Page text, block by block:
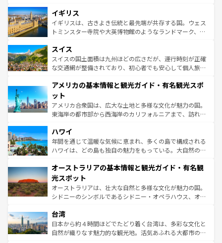
香り高いラベンダー畑など、多彩な楽しみ方が可能だ。さ
らに、パリ以外の地域にも魅力が溢れており、どの街角に
も豊かな歴史と文化が息づいている。パリ以外の個性あふ
を参照してほしい。
顔を持つこの国は、どこを歩いても飽きることがない。ベ
ルリンの文化的活気、バイエルン州のアルプスの絶景、そ
してライン川沿いのワイン畑といった風景は必見。ビール
は、お酒好きな人にはぜひ体験してほしい。 なお、新着の
ドイツ情報はコンテンツ一覧を参照してほしい。
イギリス
イギリスは、古きよき伝統と最先端が共存する国。ウェス
トミンスター寺院や大英博物館のようなランドマーク、歴
リアごとに異なる魅力がある。また、優雅なアフタヌーン
ティー、ビール好きにはたまらない英国パブ、サッカー観
戦など、本場だからこそできる体験も豊富。イギリスを旅
ンツ一覧を参照してほしい。
スイス
スイスの国土面積は九州ほどの広さだが、運行時刻が正確
な交通網が整備されており、初心者でも安心して個人旅行
の建物がそのまま残る町や、スイスならではのユニークな
博物館もあり、アルプス観光だけでなく町歩きも満喫する
ことができる。国民の所得が高いため物価も高いが、旅行
者向けの交通パス提供のサービスもあり、うまく活用すれ
着のスイス情報は
アメリカの基本情報と観光ガイド・有名観光スポ
ット
アメリカ合衆国は、広大な土地と多様な文化が魅力の国。
東海岸の都市部から西海岸のカリフォルニアまで、訪れる
のような巨大都市は、観光、ショッピング、エンターテイ
ンメントが詰まった刺激的なスポットだ。一方、アメリカ
西部には大自然が広がり、グランドキャニオンやイエロー
部のニューオーリンズでは、音楽と美食が融合した独特の
文化が魅力。旅行者はアメリカの各地域で異なる魅力を楽
しみながら、その多様性と豊かな歴史を感じることができ
るだろう。車でのロードトリップや列車の旅も、アメリカ
情報は
ハワイ
年間を通じて温暖な気候に恵まれ、多くの島で構成される
ハワイは、どの島も独自の魅力をもっている。大自然の神
ワイ島は見逃せない。また、定番の観光地といえばオアフ
島だが、静かな自然を求めるならマウイ島やカウアイ島が
おすすめ。エメラルドグリーンに輝く海をはじめ、豊かな
文化や歴史が息づいている。「アロハスピリット」と呼ば
人々、おいしいローカルフードやハワイアンミュージッ
ク、伝統的なフラダンスなど、すべてがハワイの魅力を彩
っている。訪れるたびに新しい発見と感動が待っているハ
オーストラリアの基本情報と観光ガイド・有名観
光スポット
オーストラリアは、壮大な自然と多様な文化が魅力の国。
シドニーのシンボルであるシドニー・オペラハウス、オー
リアリーフや大陸中央部にそびえるウルル（エアーズロッ
ク）、タスマニアの美しい原生林やケアンズの熱帯雨林な
ど、見どころがたくさん。また、カフェやワイン、オージ
台湾
日本から約４時間ほどでたどり着く台湾は、多彩な文化と
自然が織りなす魅力的な観光地。活気あふれる大都市の台